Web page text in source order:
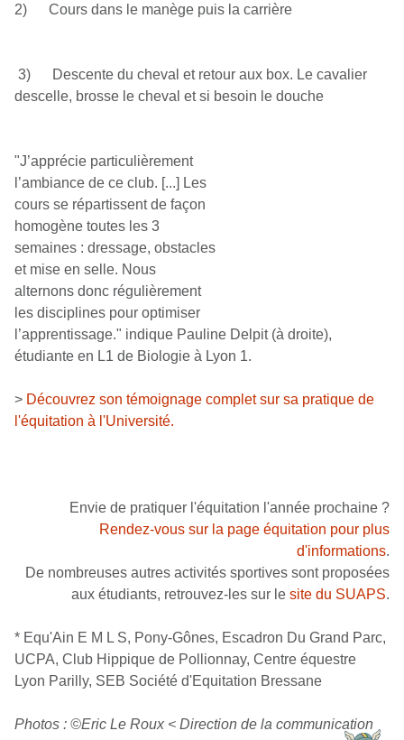
2) Cours dans le manège puis la carrière
3) Descente du cheval et retour aux box. Le cavalier
descelle, brosse le cheval et si besoin le douche
"J’apprécie particulièrement
l’ambiance de ce club. [...] Les
cours se répartissent de façon
homogène toutes les 3
semaines : dressage, obstacles
et mise en selle. Nous
alternons donc régulièrement
les disciplines pour optimiser
l’apprentissage." indique Pauline Delpit (à droite),
étudiante en L1 de Biologie à Lyon 1.
> Découvrez son témoignage complet sur sa pratique de
l'équitation à l'Université.
Envie de pratiquer l'équitation l'année prochaine ?
Rendez-vous sur la page équitation pour plus
d'informations.
De nombreuses autres activités sportives sont proposées
aux étudiants, retrouvez-les sur le site du SUAPS.
* Equ'Ain E M L S, Pony-Gônes, Escadron Du Grand Parc,
UCPA, Club Hippique de Pollionnay, Centre équestre
Lyon Parilly, SEB Société d'Equitation Bressane
Photos : ©Eric Le Roux < Direction de la communication